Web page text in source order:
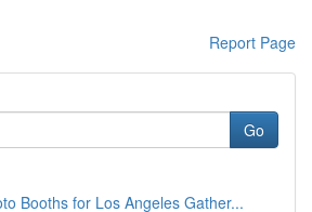
Report Page
Go
Booths for Los Angeles Gather...